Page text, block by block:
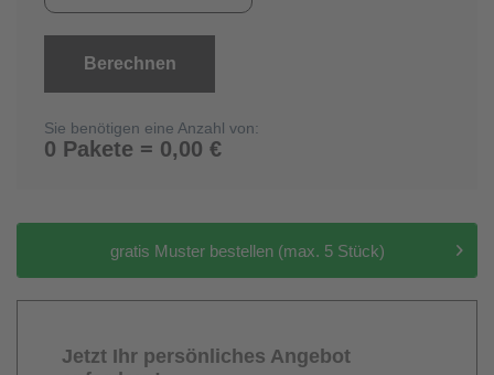
Berechnen
Sie benötigen eine Anzahl von:
0 Pakete = 0,00 €
gratis Muster bestellen (max. 5 Stück)
Jetzt Ihr persönliches Angebot